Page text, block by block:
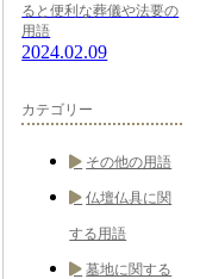
ると便利な葬儀や法要の
用語
2024.02.09
カテゴリー
その他の用語
仏壇仏具に関
する用語
墓地に関する